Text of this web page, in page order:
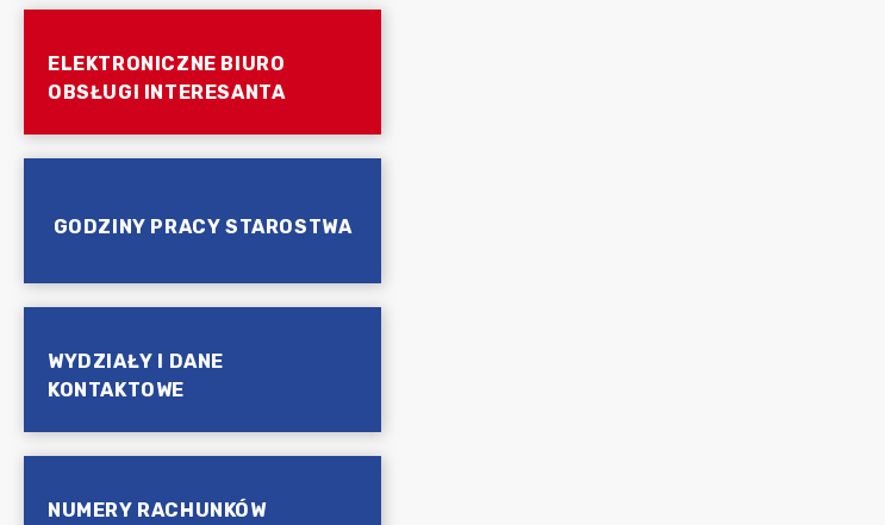
ELEKTRONICZNE BIURO
OBSŁUGI INTERESANTA
GODZINY PRACY STAROSTWA
WYDZIAŁY I DANE
KONTAKTOWE
NUMERY RACHUNKÓW